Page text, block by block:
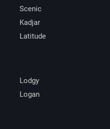
Scenic
Kadjar
Latitude
Lodgy
Logan